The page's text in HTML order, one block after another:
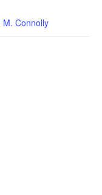
M. Connolly